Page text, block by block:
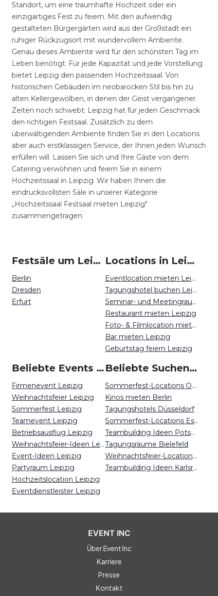
Standort, um eine traumhafte Hochzeit oder ein
einzigartiges Fest zu feiern. Mit den aufwendig
gestalteten Bürgergärten wird aus der Großstadt ein
ruhiger Rückzugsort mit wundervollem Ambiente.
Genau dieses Ambiente wird für den schönsten Tag im
Leben benötigt. Für jede Kapazität und jede Vorstellung
bietet Leipzig den passenden Hochzeitssaal. Von
historischen Gebäuden im neobarocken Stil bis hin zu
alten Kellergewölben, in denen der Geist vergangener
Zeiten noch schwebt: Leipzig hat für jeden Geschmack
den richtigen Festsaal. Zusätzlich zu dem
überwältigenden Ambiente finden Sie in den Locations
aber auch erstklassigen Service, der Ihnen jeden Wunsch
erfüllen will. Lassen Sie sich und Ihre Gäste von dem
Catering verwöhnen und feiern Sie in einem
Hochzeitssaal in Leipzig. Wir haben Ihnen die
eindrucksvollsten Säle in unserer Kategorie
„Hochzeitssaal Festsaal mieten Leipzig"
zusammengetragen.
Festsäle um Leipzig
Berlin
Dresden
Erfurt
Locations in Leipzig mieten
Eventlocation mieten Leipzig
Tagungshotel buchen Leipzig
Seminar- und Meetingraum mieten Leipzig
Restaurant mieten Leipzig
Foto- & Filmlocation mieten Leipzig
Bar mieten Leipzig
Geburtstag feiern Leipzig
Beliebte Events in Leipzig
Firmenevent Leipzig
Weihnachtsfeier Leipzig
Sommerfest Leipzig
Teamevent Leipzig
Betriebsausflug Leipzig
Weihnachtsfeier-Ideen Leipzig
Event-Ideen Leipzig
Partyraum Leipzig
Hochzeitslocation Leipzig
Eventdienstleister Leipzig
Beliebte Suchen auf Event Inc
Sommerfest-Locations Osnabrück
Kinos mieten Berlin
Tagungshotels Düsseldorf
Sommerfest-Locations Essen
Teambuilding Ideen Potsdam
Tagungsräume Bielefeld
Weihnachtsfeier-Locations Osnabrück
Teambuilding Ideen Karlsruhe
EVENT INC
Über Event Inc
Karriere
Presse
Kontakt